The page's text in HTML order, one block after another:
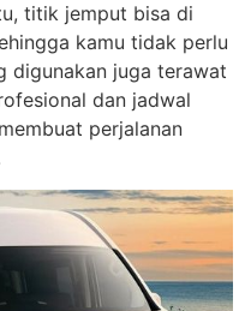
titik jemput bisa di
kamu tidak perlu
digunakan juga terawat
dan jadwal
perjalanan